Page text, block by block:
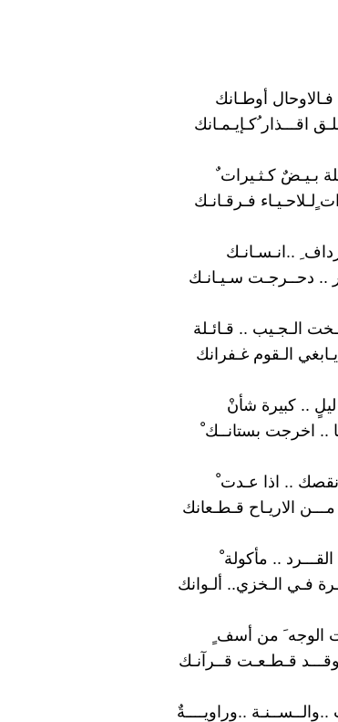
أوطـانك
اقـــذار ُكـإيـمـانك
بـيـضٌ كـثـيرات
ٍلـلاحـيـاء فـرقـانـك
..انـسـانـك
.. دحــرجـت سـيـانـك
الـجـيب .. قـائـلة
الـقوم غـفرانك
.. كبيرة شأنْ
.. اخرجت بستانــك
نقصك .. اذا عـدت
الاريـاح قـطـعانك
.. مأكولة
فـي الـخزي.. ألـوانك
الوجه َ من أسف
قـطـعـت قــرآنـك
..والــســنـة ..وراويــــةٌ